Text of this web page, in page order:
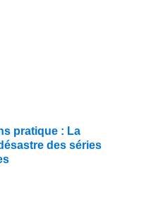
pratique : La
des séries